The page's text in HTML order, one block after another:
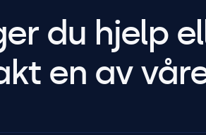
du hjelp
en av